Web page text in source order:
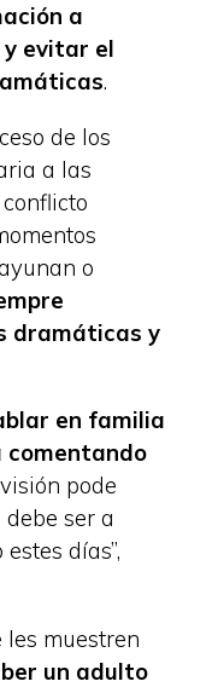
a
y evitar el
.
de los
a las
o
dramáticas y
en familia
comentando
pode
ser a
días”,
les muestren
un adulto